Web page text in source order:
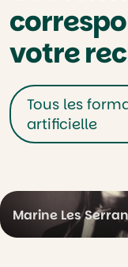
votre
Tous les
artificielle
Marine Les